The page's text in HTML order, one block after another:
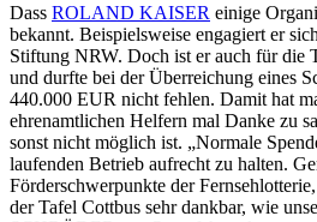
Dass ROLAND KAISER einige
bekannt. Beispielsweise engagiert er
Stiftung NRW. Doch ist er auch für die
und durfte bei der Überreichung eines
440.000 EUR nicht fehlen. Damit hat
ehrenamtlichen Helfern mal Danke zu
sonst nicht möglich ist. „Normale
laufenden Betrieb aufrecht zu halten.
Förderschwerpunkte der
der Tafel Cottbus sehr dankbar, wie